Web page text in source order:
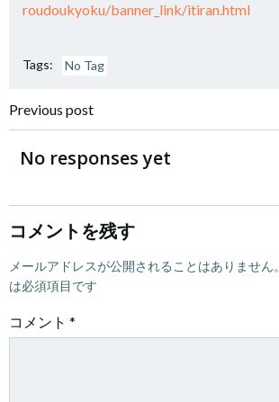
roudoukyoku/banner_link/itiran.html
Tags: No Tag
投
稿
ナ
ビ
ゲ
ー
Previous post
ナ
ゲ
No responses yet
コメントを残す
メールアドレスが公開されることはありません。
は必須項目です
コメント *